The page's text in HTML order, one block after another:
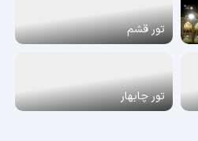
تور قشم
تور چابهار